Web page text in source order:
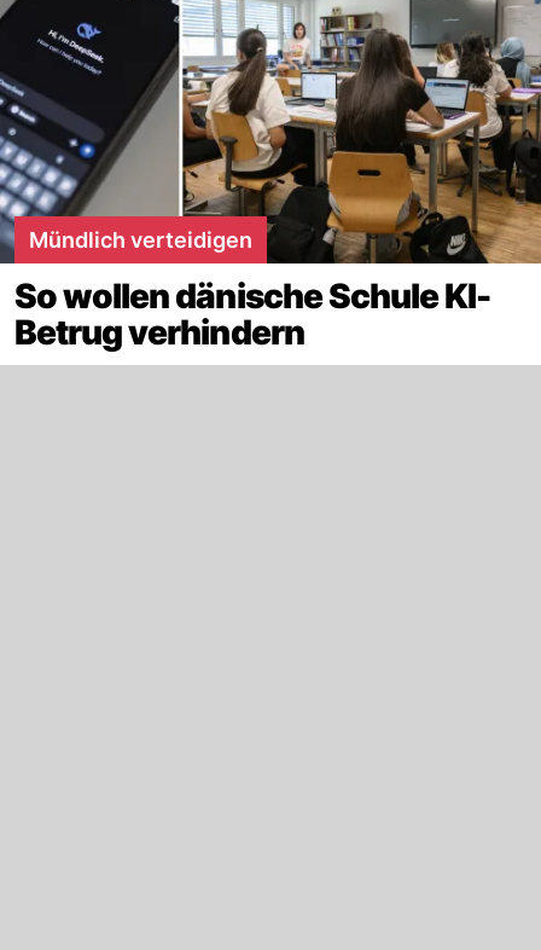
Mündlich verteidigen
So wollen dänische Schule KI-
Betrug verhindern